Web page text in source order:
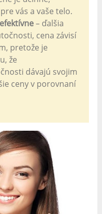
vás a vaše telo.
– ďalšia
cena závisí
pretože je
že
dávajú svojim
ceny v porovnaní